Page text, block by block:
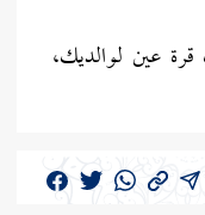
عين لوالديك،